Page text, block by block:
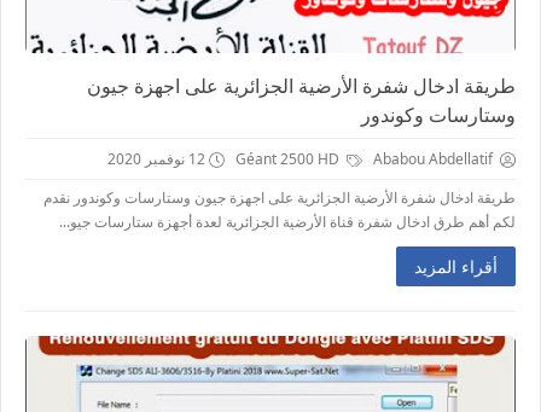
طريقة ادخال شفرة الأرضية الجزائرية على اجهزة جيون
وستارسات وكوندور
Ababou Abdellatif
12 نوفمبر 2020
طريقة ادخال شفرة الأرضية الجزائرية على اجهزة جيون وستارسات وكوندور نقدم
لكم أهم طرق ادخال شفرة قناة الأرضية الجزائرية لعدة أجهزة ستارسات جيو...
أقراء المزيد